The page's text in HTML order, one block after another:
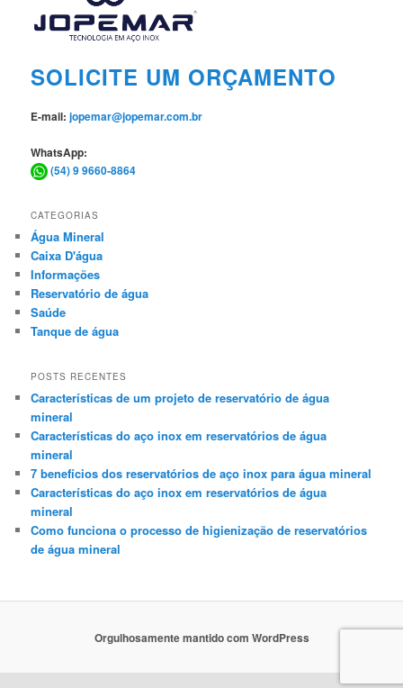
SOLICITE UM ORÇAMENTO
E-mail:jopemar@jopemar.com.br
WhatsApp:
(54) 9 9660-8864
CATEGORIAS
Água Mineral
Caixa D'água
Informações
Reservatório de água
Saúde
Tanque de água
POSTS RECENTES
Características de um projeto de reservatório de água
mineral
Características do aço inox em reservatórios de água
mineral
7 benefícios dos reservatórios de aço inox para água mineral
Características do aço inox em reservatórios de água
mineral
Como funciona o processo de higienização de reservatórios
de água mineral
Orgulhosamente mantido com WordPress